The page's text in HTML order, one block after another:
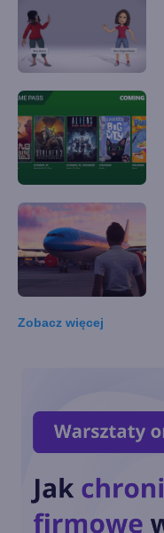
Zobacz więcej